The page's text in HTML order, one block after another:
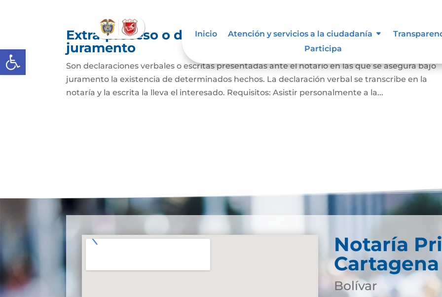
Abrir barra de herramientas
Inicio Atención y servicios a la ciudadanía
Participa
Extra-proceso o declaración bajo la gravedad de
juramento
Son declaraciones verbales o escritas presentadas ante el notario en las que se asegura bajo
juramento la existencia de determinados hechos. La declaración verbal se transcribe en la
notaría y la escrita la lleva el interesado. Requisitos: Asistir personalmente a la...
Notaría
Cartagena
Bolívar